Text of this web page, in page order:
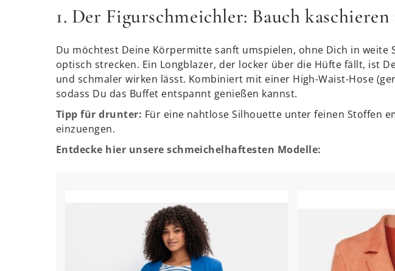
1. Der Figurschmeichler: Bauch
Du möchtest Deine Körpermitte sanft umspielen, ohne Dich in weite
optisch strecken. Ein Longblazer, der locker über die Hüfte fällt, ist
und schmaler wirken lässt. Kombiniert mit einer High-Waist-Hose
sodass Du das Buffet entspannt genießen kannst.
Tipp für drunter: Für eine nahtlose Silhouette unter feinen Stoffen
einzuengen.
Entdecke hier unsere schmeichelhaftesten Modelle: